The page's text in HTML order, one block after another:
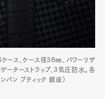
ケース、ケース径38㎜、パワーリザ
ーターストラップ、3気圧防水。各
パン ブティック 銀座）